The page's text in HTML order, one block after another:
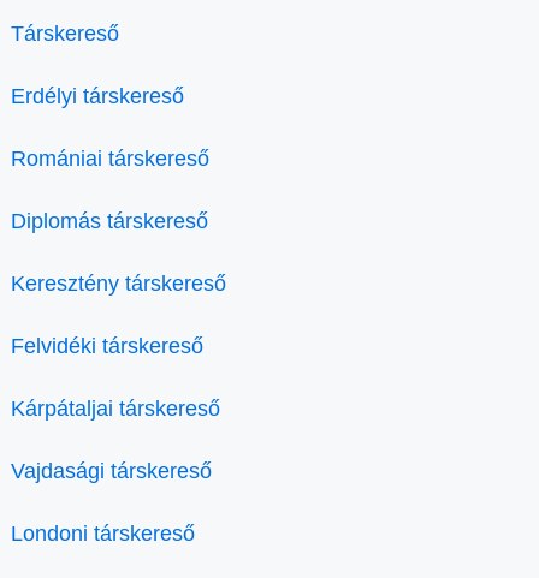
Társkereső
Erdélyi társkereső
Romániai társkereső
Diplomás társkereső
Keresztény társkereső
Felvidéki társkereső
Kárpátaljai társkereső
Vajdasági társkereső
Londoni társkereső